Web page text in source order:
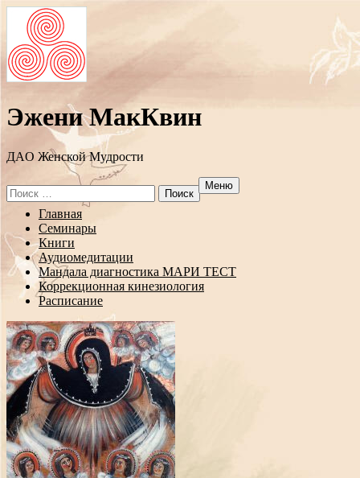
Эжени МакКвин
ДAO Женской Мудрости
Search
for:
Меню
Перейти
содержанию
Главная
Семинары
Книги
Аудиомедитации
Мандала диагностика МАРИ ТЕСТ
Коррекционная кинезиология
Расписание